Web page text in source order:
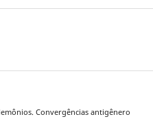
Convergências antigênero